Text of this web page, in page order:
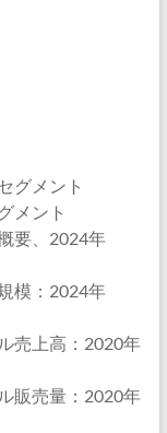
グメント
メント
要、2024年
模：2024年
売上高：2020年
販売量：2020年